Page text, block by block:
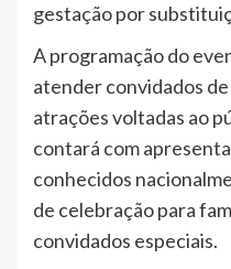
gestação por
A programação do
atender convidados
atrações voltadas ao
contará com
conhecidos
de celebração para
convidados especiais.